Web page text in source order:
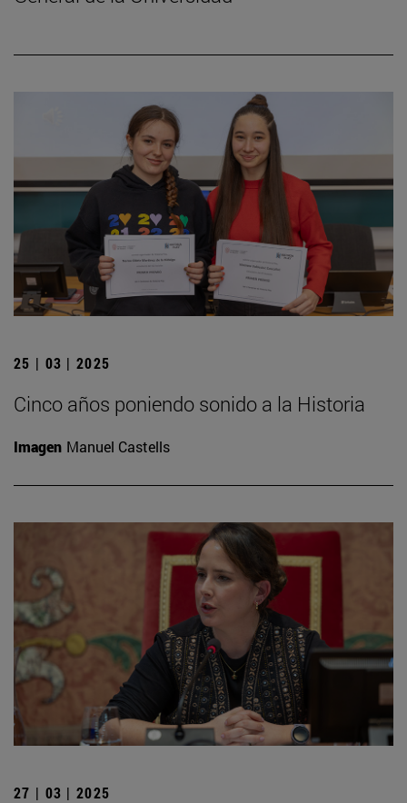
25 | 03 | 2025
Cinco años poniendo sonido a la Historia
Imagen Manuel Castells
27 | 03 | 2025